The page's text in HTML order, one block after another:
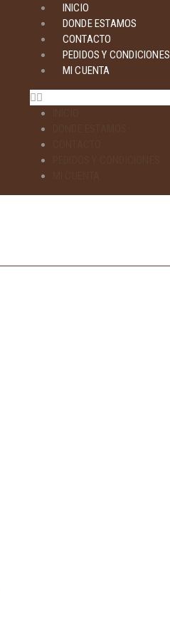
INICIO
DONDE ESTAMOS
CONTACTO
PEDIDOS Y CONDICIONES
MI CUENTA